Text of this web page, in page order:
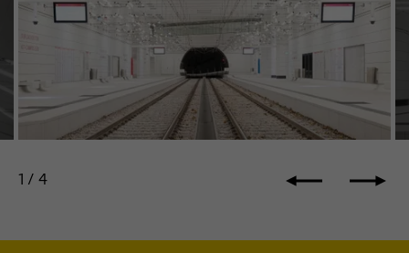
1 / 4